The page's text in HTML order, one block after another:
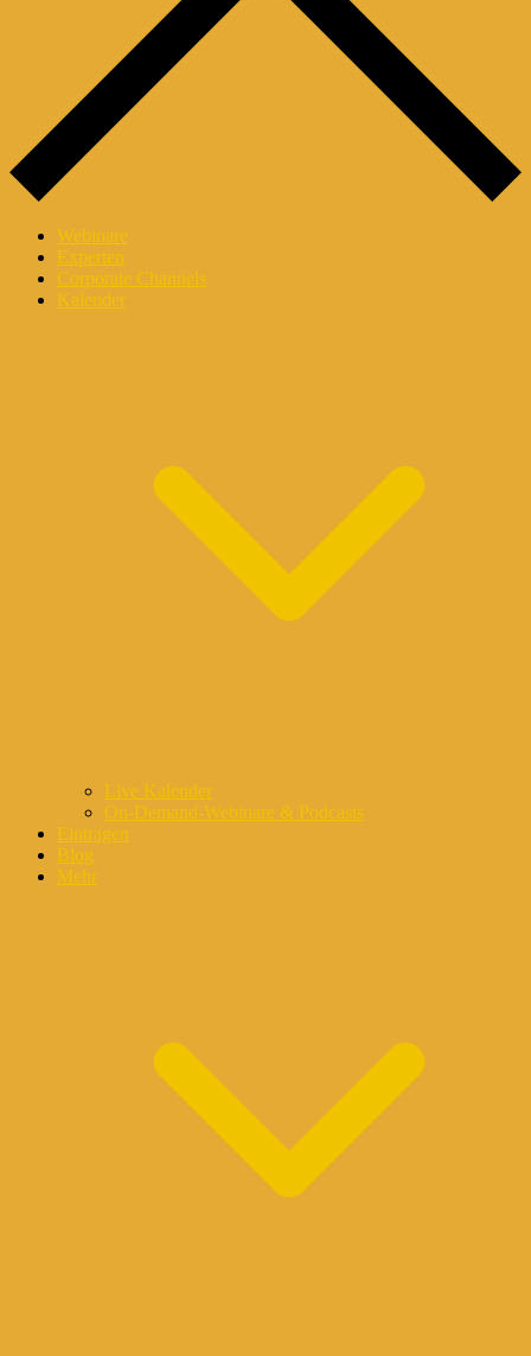
Webinare
Experten
Corporate Channels
Kalender
Live Kalender
On-Demand-Webinare & Podcasts
Eintragen
Blog
Mehr